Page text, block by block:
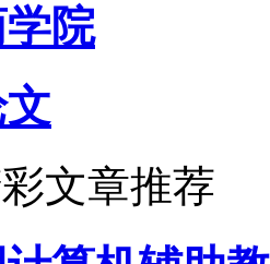
院
文章推荐